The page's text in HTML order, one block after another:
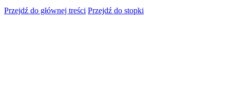
Przejdź do głównej treści Przejdź do stopki